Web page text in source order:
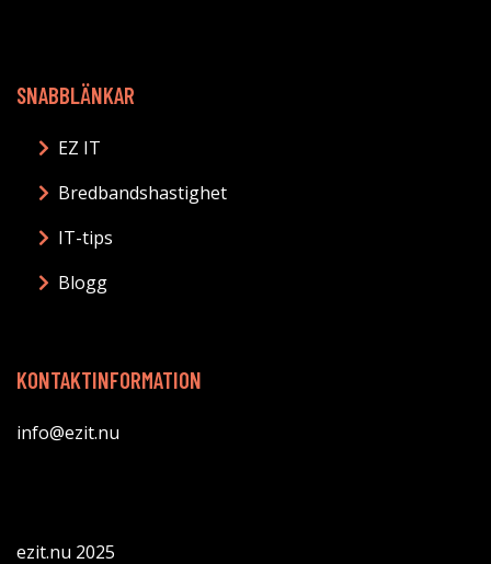
SNABBLÄNKAR
EZ IT
Bredbandshastighet
IT-tips
Blogg
KONTAKTINFORMATION
info@ezit.nu
ezit.nu 2025